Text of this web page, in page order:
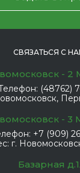
СВЯЗАТЬСЯ С
- 2
(48762)
- 3
+7 (909)
г.
Базарная